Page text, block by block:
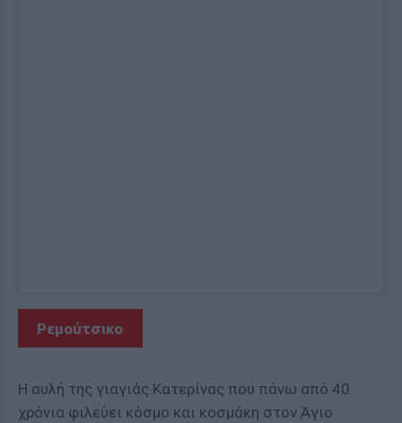
Ρεμούτσικο
Η αυλή της γιαγιάς Κατερίνας που πάνω από 40
χρόνια φιλεύει κόσμο και κοσμάκη στον Άγιο